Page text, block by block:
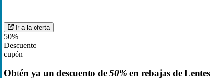
Ir a la oferta
50%
Descuento
cupón
Obtén ya un descuento de 50% en rebajas de Lentes